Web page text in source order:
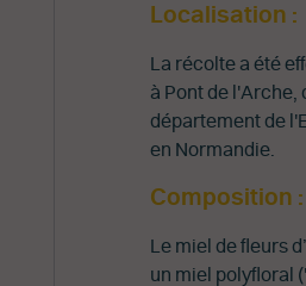
Localisation :
La récolte a été
à Pont de l'Arche,
département de
en Normandie.
Composition :
Le miel de fleurs
un miel polyfloral